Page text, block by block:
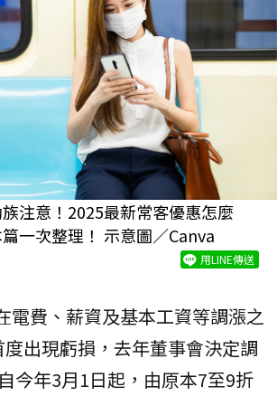
注意！2025最新常客優惠怎麼
一次整理！ 示意圖／Canva
用LINE傳送
電費、薪資及基本工資等調漲之
出現虧損，去年董事會決定調
今年3月1日起，由原本7至9折